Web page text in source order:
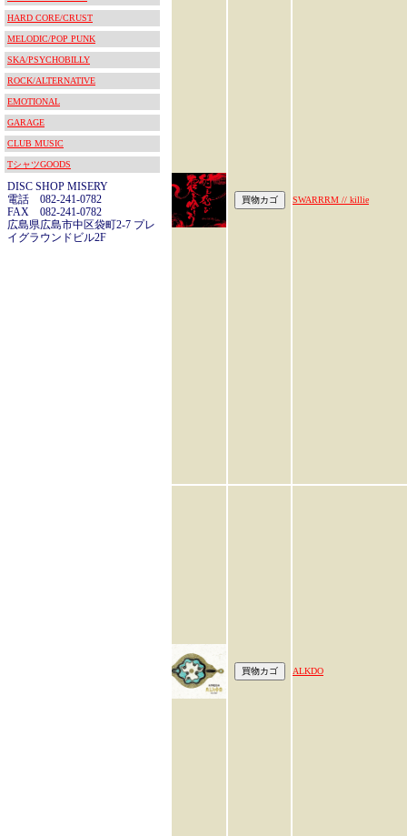
HARD CORE/CRUST
MELODIC/POP PUNK
SKA/PSYCHOBILLY
ROCK/ALTERNATIVE
EMOTIONAL
GARAGE
CLUB MUSIC
TシャツGOODS
DISC SHOP MISERY
電話 082-241-0782
FAX 082-241-0782
広島県広島市中区袋町2-7 プレ
イグラウンドビル2F
SWARRRM // killie
ALKDO